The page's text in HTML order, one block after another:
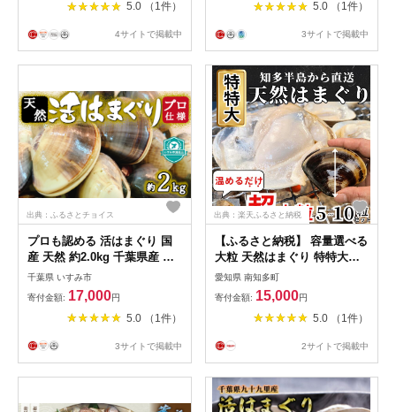
5.0 （1件）
4サイトで掲載中
魚貝 活はまぐり 焼きはま 海
エリア パスタ 桑名 日にち指
手は桑名の焼きはまぐり 特産
5.0 （1件）
3サイトで掲載中
出典：ふるさとチョイス
プロも認める 活はまぐり 国
産 天然 約2.0kg 千葉県産 九
十九里産 _ 蛤 ハマグリ 魚貝
魚介 海鮮 貝 出汁 だし プロ
仕様 人気 送料無料
【1226281】
千葉県 いすみ市
寄付金額: 17,000円
5.0 （1件）
3サイトで掲載中
出典：楽天ふるさと納税
【ふるさと納税】 容量選べる
大粒 天然はまぐり 特特大サ
イズ 170g前後× 5～10個 加熱
調理済 個包装 岬だより 愛知
県 南知多町 人気 おすすめ 簡
単 調理 便利 蛤
愛知県 南知多町
寄付金額: 15,000円
5.0 （1件）
2サイトで掲載中